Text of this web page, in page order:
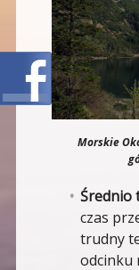
Morskie
Średnio
czas
trudny
odcinku